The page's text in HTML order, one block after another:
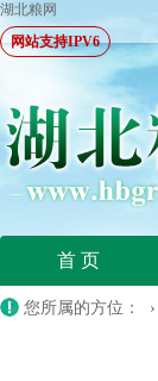
湖北粮网
网站支持IPV6
首 页
您所属的方位： ›